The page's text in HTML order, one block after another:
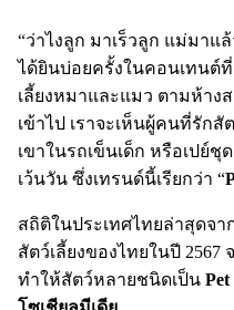
“ว่าไงลูก มาเร็วลูก แม่มาแ
ได้ยินบ่อยครั้งในคอนเทนต์
เลี้ยงหมาและแมว ตามห้า
เข้าไป เราจะเห็นผู้คนที่รัก
เขาในรถเข็นเด็ก หรือเปย์
เว้นวัน ซึ่งเทรนด์นี้เรียกว่า “
สถิติในประเทศไทยล่าสุดจา
สัตว์เลี้ยงของไทยในปี
ทำให้สัตว์หลายชนิดเป็น Pet